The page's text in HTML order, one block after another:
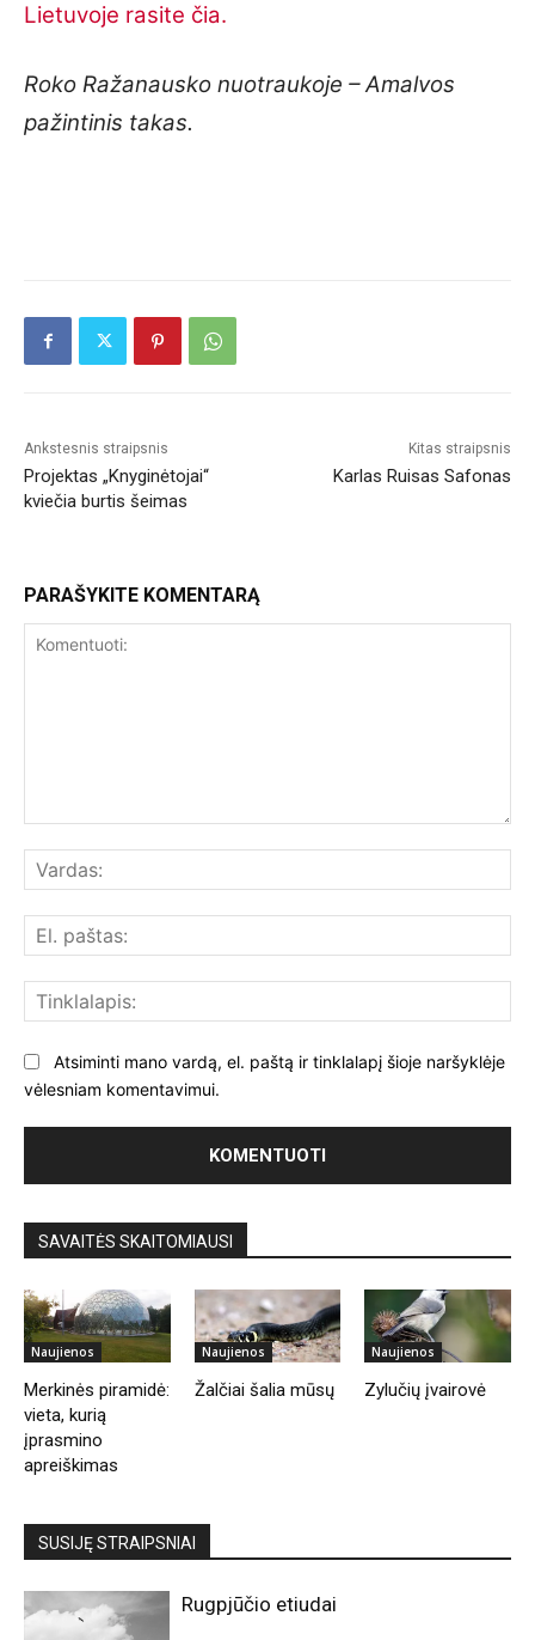
Lietuvoje rasite čia.
Roko Ražanausko nuotraukoje – Amalvos
pažintinis takas.
Ankstesnis straipsnis
Projektas „Knyginėtojai“
kviečia burtis šeimas
Kitas straipsnis
Karlas Ruisas Safonas
PARAŠYKITE KOMENTARĄ
Atsiminti mano vardą, el. paštą ir tinklalapį šioje naršyklėje
vėlesniam komentavimui.
SAVAITĖS SKAITOMIAUSI
Naujienos
Merkinės piramidė:
vieta, kurią
įprasmino
apreiškimas
Naujienos
Žalčiai šalia mūsų
Naujienos
Zylučių įvairovė
SUSIJĘ STRAIPSNIAI
Rugpjūčio etiudai